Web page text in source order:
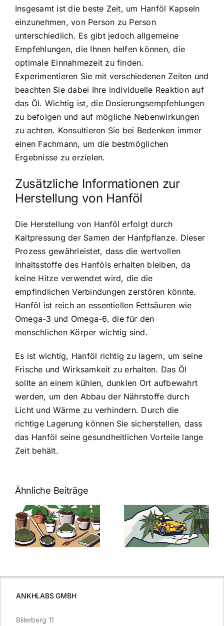
Insgesamt ist die beste Zeit, um Hanföl Kapseln
einzunehmen, von Person zu Person
unterschiedlich. Es gibt jedoch allgemeine
Empfehlungen, die Ihnen helfen können, die
optimale Einnahmezeit zu finden.
Experimentieren Sie mit verschiedenen Zeiten und
beachten Sie dabei Ihre individuelle Reaktion auf
das Öl. Wichtig ist, die Dosierungsempfehlungen
zu befolgen und auf mögliche Nebenwirkungen
zu achten. Konsultieren Sie bei Bedenken immer
einen Fachmann, um die bestmöglichen
Ergebnisse zu erzielen.
Zusätzliche Informationen zur
Herstellung von Hanföl
Die Herstellung von Hanföl erfolgt durch
Kaltpressung der Samen der Hanfpflanze. Dieser
Prozess gewährleistet, dass die wertvollen
Inhaltsstoffe des Hanföls erhalten bleiben, da
keine Hitze verwendet wird, die die
empfindlichen Verbindungen zerstören könnte.
Hanföl ist reich an essentiellen Fettsäuren wie
Omega-3 und Omega-6, die für den
menschlichen Körper wichtig sind.
Es ist wichtig, Hanföl richtig zu lagern, um seine
Frische und Wirksamkeit zu erhalten. Das Öl
sollte an einem kühlen, dunklen Ort aufbewahrt
werden, um den Abbau der Nährstoffe durch
Licht und Wärme zu verhindern. Durch die
richtige Lagerung können Sie sicherstellen, dass
das Hanföl seine gesundheitlichen Vorteile lange
Zeit behält.
Ähnliche Beiträge
Neue THC-
Grenzwert-
Regelung:
Was Sie über
Cannabis und
müssen
Cannabis
Samen
kaufen: Alles
was Sie
ANKHLABS GMBH
Billerberg 11